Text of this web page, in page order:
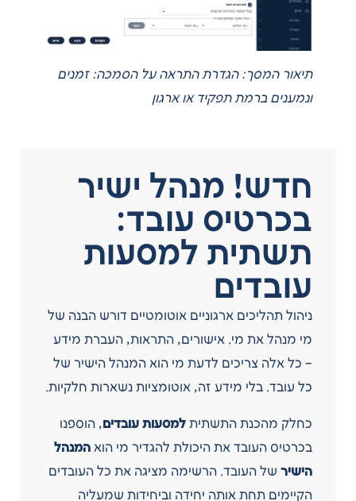
תיאור המסך: הגדרת התראה על הסמכה: זמנים
ונמענים ברמת תפקיד או ארגון
חדש! מנהל ישיר
בכרטיס עובד:
תשתית למסעות
עובדים
ניהול תהליכים ארגוניים אוטומטיים דורש הבנה של
מי מנהל את מי. אישורים, התראות, העברת מידע
– כל אלה צריכים לדעת מי הוא המנהל הישיר של
כל עובד. בלי מידע זה, אוטומציות נשארות חלקיות.
כחלק מהכנת התשתית למסעות עובדים, הוספנו
בכרטיס העובד את היכולת להגדיר מי הוא המנהל
הישיר של העובד. הרשימה מציגה את כל העובדים
הקיימים תחת אותה יחידה וביחידות שמעליה